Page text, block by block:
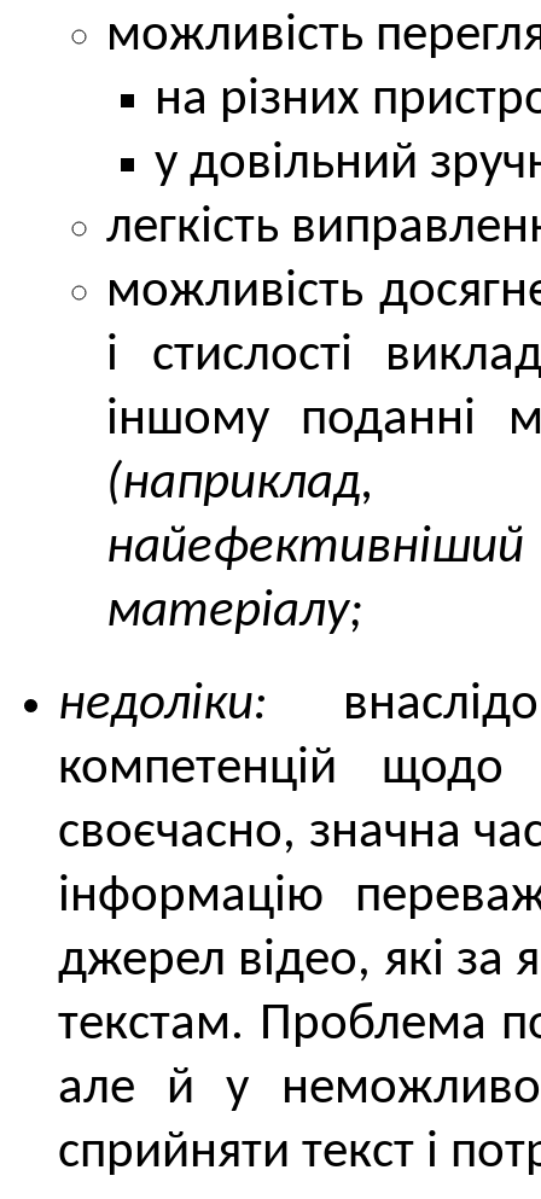
можливість
на різних
у довільний
легкість
можливість
і стислості
іншому поданні
(наприклад,
матеріалу;
недоліки:
компетенцій
своєчасно, значна
інформацію
джерел відео, які за
текстам. Проблема
але й у
сприйняти текст і